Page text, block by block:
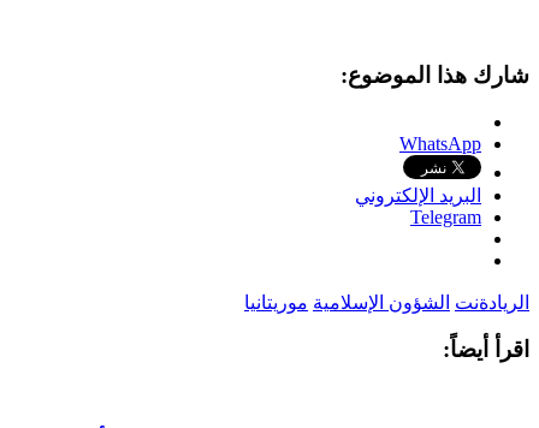
شارك هذا الموضوع:
WhatsApp
البريد الإلكتروني
Telegram
الريادةنت الشؤون الإسلامية موريتانيا
اقرأ أيضاً: